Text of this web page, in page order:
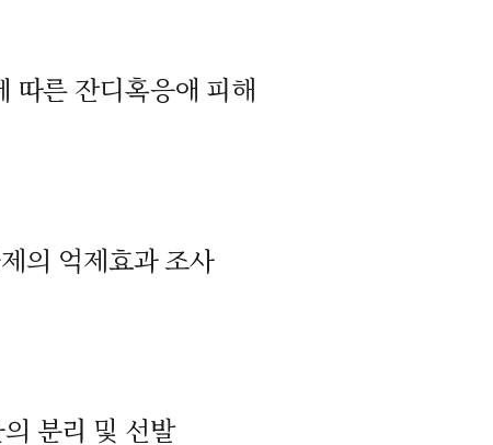
따른 잔디혹응애 피해
의 억제효과 조사
분리 및 선발